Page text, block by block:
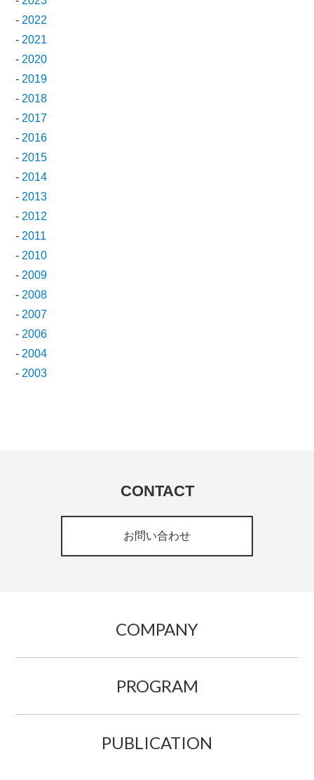
- 2022
- 2021
- 2020
- 2019
- 2018
- 2017
- 2016
- 2015
- 2014
- 2013
- 2012
- 2011
- 2010
- 2009
- 2008
- 2007
- 2006
- 2004
- 2003
CONTACT
お問い合わせ
COMPANY
PROGRAM
PUBLICATION